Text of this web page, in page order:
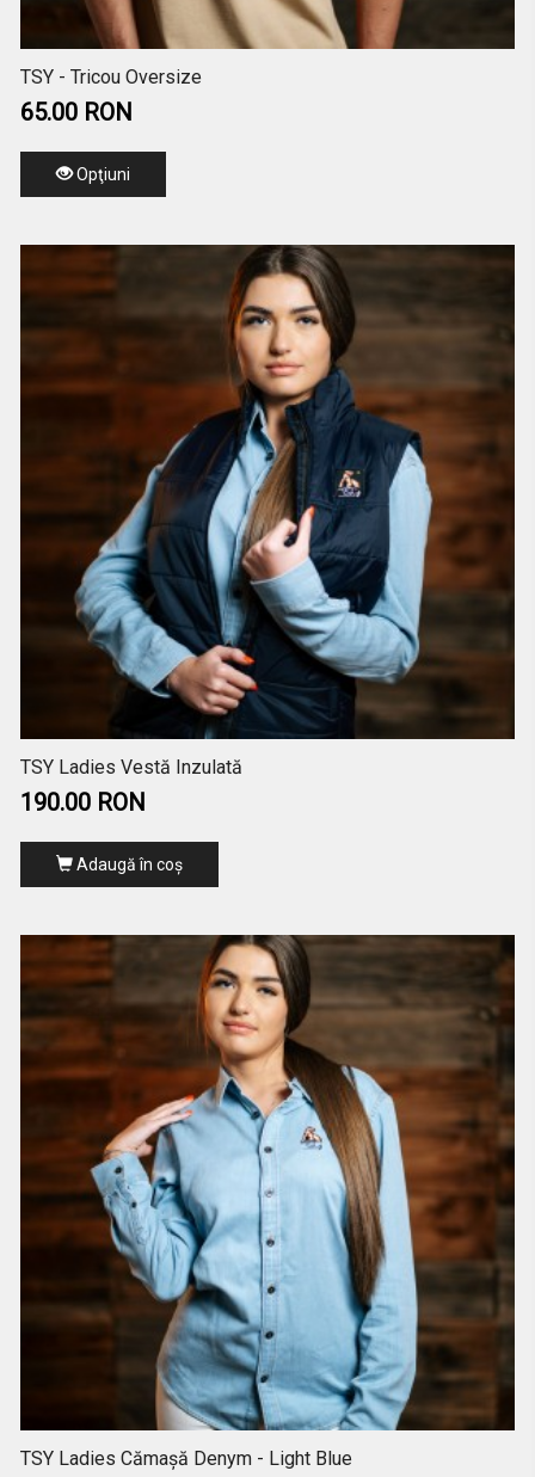
TSY - Tricou Oversize
65.00 RON
Opţiuni
TSY Ladies Vestă Inzulată
190.00 RON
Adaugă în coş
TSY Ladies Cămașă Denym - Light Blue